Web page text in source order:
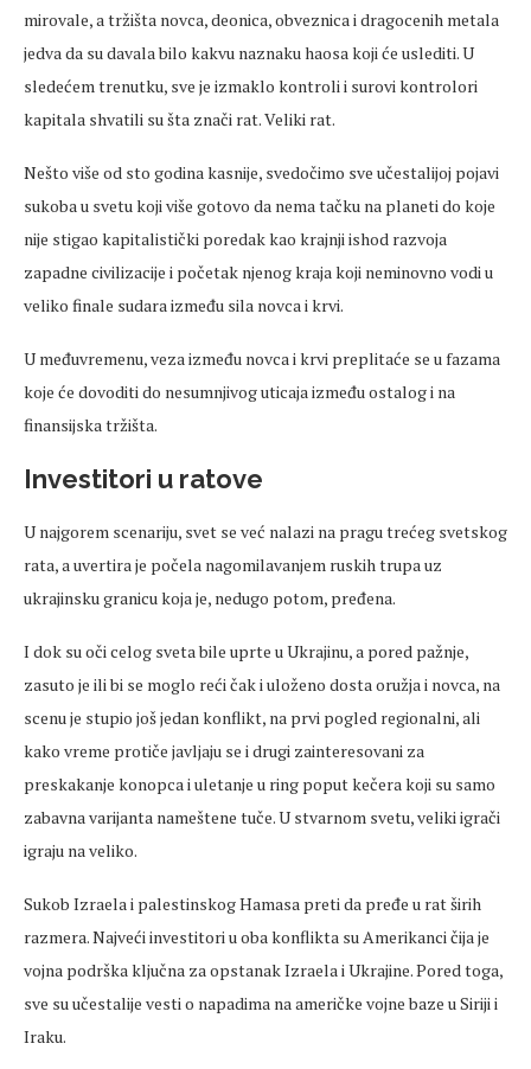
mirovale, a tržišta novca, deonica, obveznica i dragocenih metala
jedva da su davala bilo kakvu naznaku haosa koji će uslediti. U
sledećem trenutku, sve je izmaklo kontroli i surovi kontrolori
kapitala shvatili su šta znači rat. Veliki rat.
Nešto više od sto godina kasnije, svedočimo sve učestalijoj pojavi
sukoba u svetu koji više gotovo da nema tačku na planeti do koje
nije stigao kapitalistički poredak kao krajnji ishod razvoja
zapadne civilizacije i početak njenog kraja koji neminovno vodi u
veliko finale sudara između sila novca i krvi.
U međuvremenu, veza između novca i krvi preplitaće se u fazama
koje će dovoditi do nesumnjivog uticaja između ostalog i na
finansijska tržišta.
Investitori u ratove
U najgorem scenariju, svet se već nalazi na pragu trećeg svetskog
rata, a uvertira je počela nagomilavanjem ruskih trupa uz
ukrajinsku granicu koja je, nedugo potom, pređena.
I dok su oči celog sveta bile uprte u Ukrajinu, a pored pažnje,
zasuto je ili bi se moglo reći čak i uloženo dosta oružja i novca, na
scenu je stupio još jedan konflikt, na prvi pogled regionalni, ali
kako vreme protiče javljaju se i drugi zainteresovani za
preskakanje konopca i uletanje u ring poput kečera koji su samo
zabavna varijanta nameštene tuče. U stvarnom svetu, veliki igrači
igraju na veliko.
Sukob Izraela i palestinskog Hamasa preti da pređe u rat širih
razmera. Najveći investitori u oba konflikta su Amerikanci čija je
vojna podrška ključna za opstanak Izraela i Ukrajine. Pored toga,
sve su učestalije vesti o napadima na američke vojne baze u Siriji i
Iraku.